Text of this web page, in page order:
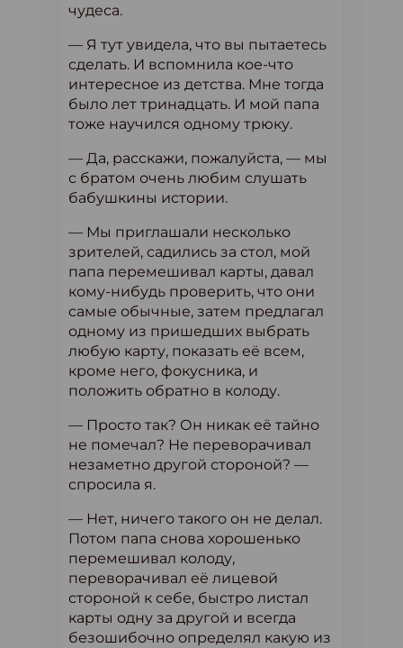
чудеса.
— Я тут увидела, что вы пытаетесь
сделать. И вспомнила кое-что
интересное из детства. Мне тогда
было лет тринадцать. И мой папа
тоже научился одному трюку.
— Да, расскажи, пожалуйста, — мы
с братом очень любим слушать
бабушкины истории.
— Мы приглашали несколько
зрителей, садились за стол, мой
папа перемешивал карты, давал
кому-нибудь проверить, что они
самые обычные, затем предлагал
одному из пришедших выбрать
любую карту, показать её всем,
кроме него, фокусника, и
положить обратно в колоду.
— Просто так? Он никак её тайно
не помечал? Не переворачивал
незаметно другой стороной? —
спросила я.
— Нет, ничего такого он не делал.
Потом папа снова хорошенько
перемешивал колоду,
переворачивал её лицевой
стороной к себе, быстро листал
карты одну за другой и всегда
безошибочно определял какую из